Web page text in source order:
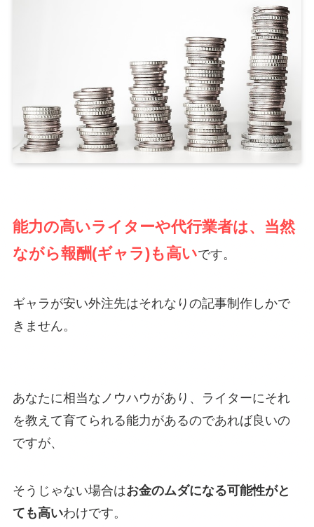
能力の高いライターや代行業者は、当然
ながら報酬(ギャラ)も高いです。
ギャラが安い外注先はそれなりの記事制作しかで
きません。
あなたに相当なノウハウがあり、ライターにそれ
を教えて育てられる能力があるのであれば良いの
ですが、
そうじゃない場合はお金のムダになる可能性がと
ても高いわけです。